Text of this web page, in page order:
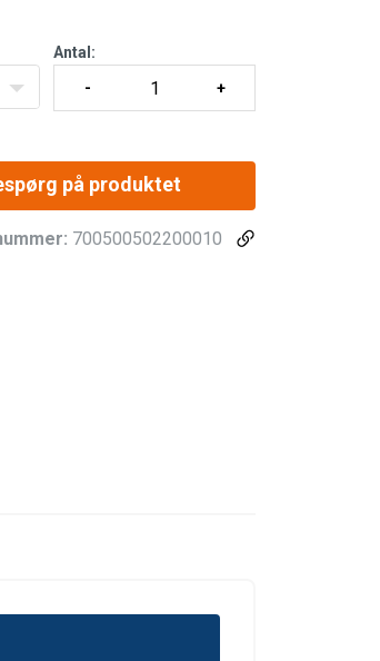
Antal:
på produktet
700500502200010